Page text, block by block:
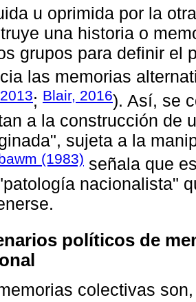
u oprimida por la
una historia o
grupos para definir el
las memorias
; Blair, 2016). Así, se
a la construcción de
sujeta a la
(1983) señala que
nacionalista"
políticos de
colectivas